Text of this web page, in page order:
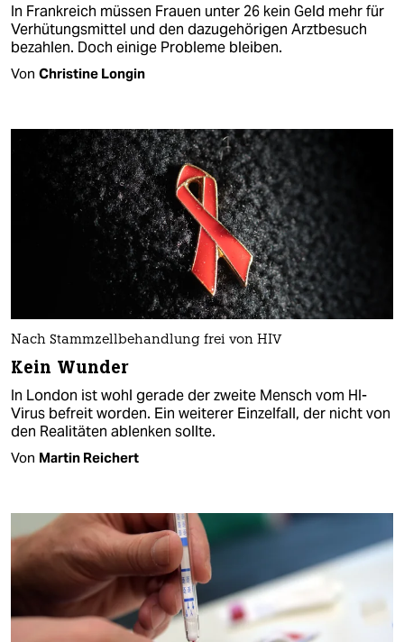
In Frankreich müssen Frauen unter 26 kein Geld mehr für
Verhütungsmittel und den dazugehörigen Arztbesuch
bezahlen. Doch einige Probleme bleiben.
Von Christine Longin
Nach Stammzellbehandlung frei von HIV
Kein Wunder
In London ist wohl gerade der zweite Mensch vom HI-
Virus befreit worden. Ein weiterer Einzelfall, der nicht von
den Realitäten ablenken sollte.
Von Martin Reichert